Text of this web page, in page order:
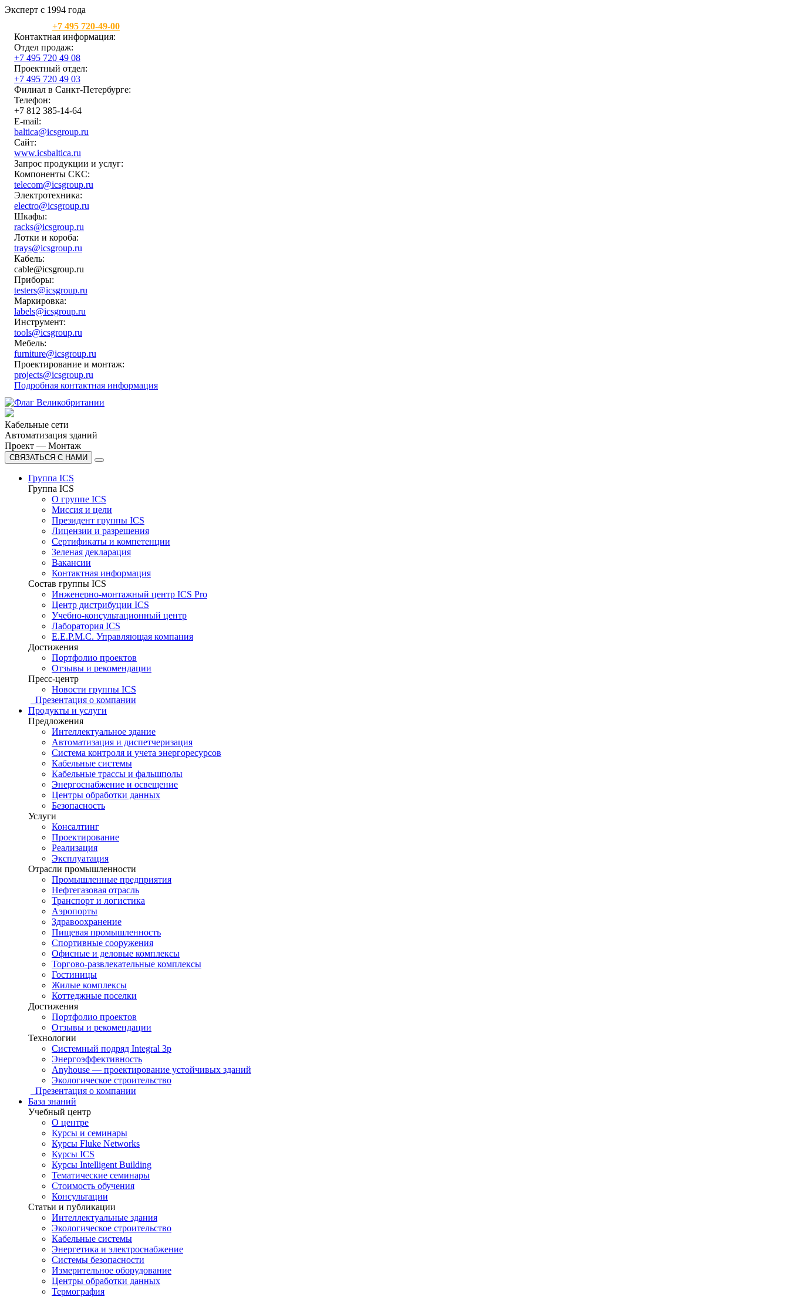
Эксперт с 1994 года
+7 495 720-49-00
Контактная информация:
Отдел продаж:
+7 495 720 49 08
Проектный отдел:
+7 495 720 49 03
Филиал в Санкт-Петербурге:
Телефон:
+7 812 385-14-64
E-mail:
baltica@icsgroup.ru
Сайт:
www.icsbaltica.ru
Запрос продукции и услуг:
Компоненты СКС:
telecom@icsgroup.ru
Электротехника:
electro@icsgroup.ru
Шкафы:
racks@icsgroup.ru
Лотки и короба:
trays@icsgroup.ru
Кабель:
cable@icsgroup.ru
Приборы:
testers@icsgroup.ru
Маркировка:
labels@icsgroup.ru
Инструмент:
tools@icsgroup.ru
Мебель:
furniture@icsgroup.ru
Проектирование и монтаж:
projects@icsgroup.ru
Подробная контактная информация
Кабельные сети
Автоматизация зданий
Проект — Монтаж
СВЯЗАТЬСЯ С НАМИ
Группа ICS
Группа ICS
О группе ICS
Миссия и цели
Президент группы ICS
Лицензии и разрешения
Сертификаты и компетенции
Зеленая декларация
Вакансии
Контактная информация
Состав группы ICS
Инженерно-монтажный центр ICS Pro
Центр дистрибуции ICS
Учебно-консультационный центр
Лаборатория ICS
E.E.P.M.C. Управляющая компания
Достижения
Портфолио проектов
Отзывы и рекомендации
Пресс-центр
Новости группы ICS
Презентация о компании
Продукты и услуги
Предложения
Интеллектуальное здание
Автоматизация и диспетчеризация
Система контроля и учета энергоресурсов
Кабельные системы
Кабельные трассы и фальшполы
Энергоснабжение и освещение
Центры обработки данных
Безопасность
Услуги
Консалтинг
Проектирование
Реализация
Эксплуатация
Отрасли промышленности
Промышленные предприятия
Нефтегазовая отрасль
Транспорт и логистика
Аэропорты
Здравоохранение
Пищевая промышленность
Спортивные сооружения
Офисные и деловые комплексы
Торгово-развлекательные комплексы
Гостиницы
Жилые комплексы
Коттеджные поселки
Достижения
Портфолио проектов
Отзывы и рекомендации
Технологии
Системный подряд Integral 3p
Энергоэффективность
Anyhouse — проектирование устойчивых зданий
Экологическое строительство
Презентация о компании
База знаний
Учебный центр
О центре
Курсы и семинары
Курсы Fluke Networks
Курсы ICS
Курсы Intelligent Building
Тематические семинары
Стоимость обучения
Консультации
Статьи и публикации
Интеллектуальные здания
Экологическое строительство
Кабельные системы
Энергетика и электроснабжение
Системы безопасности
Измерительное оборудование
Центры обработки данных
Термография